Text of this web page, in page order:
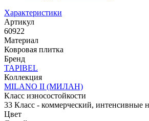
Характеристики
Артикул
60922
Материал
Ковровая плитка
Бренд
TAPIBEL
Коллекция
MILANO II (МИЛАН)
Класс износостойкости
33 Класс - коммерческий, интенсивные
Цвет